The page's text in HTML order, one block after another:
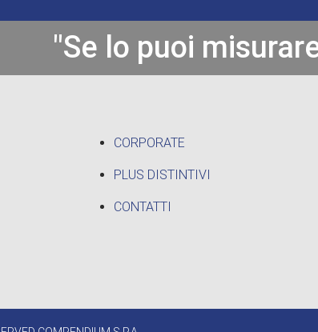
"Se lo puoi
CORPORATE
PLUS DISTINTIVI
CONTATTI